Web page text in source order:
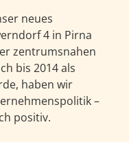
neues
4 in Pirna
zentrumsnahen
bis 2014 als
haben wir
–
positiv.